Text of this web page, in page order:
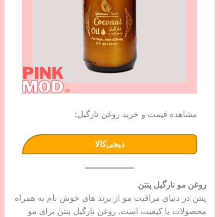
مشاهده قیمت و خرید روغن نارگیل:
دیجی‌کالا
روغن مو نارگیل پنتن
پنتن در دنیای مراقبت مو از برند های خوش نام به همراه
محصولات با کیفیت است. روغن نارگیل پنتن برای مو